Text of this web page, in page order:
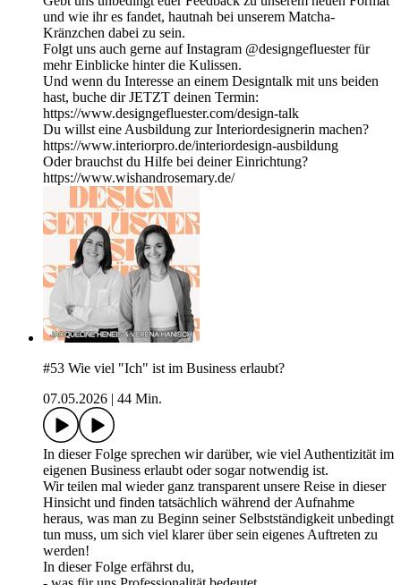
und wie ihr es fandet, hautnah bei unserem Matcha-
Kränzchen dabei zu sein.
Folgt uns auch gerne auf Instagram @designgefluester für
mehr Einblicke hinter die Kulissen.
Und wenn du Interesse an einem Designtalk mit uns beiden
hast, buche dir JETZT deinen Termin:
https://www.designgefluester.com/design-talk
Du willst eine Ausbildung zur Interiordesignerin machen?
https://www.interiorpro.de/interiordesign-ausbildung
Oder brauchst du Hilfe bei deiner Einrichtung?
https://www.wishandrosemary.de/
#53 Wie viel "Ich" ist im Business erlaubt?
07.05.2026
44 Min.
In dieser Folge sprechen wir darüber, wie viel Authentizität im
eigenen Business erlaubt oder sogar notwendig ist.
Wir teilen mal wieder ganz transparent unsere Reise in dieser
Hinsicht und finden tatsächlich während der Aufnahme
heraus, was man zu Beginn seiner Selbstständigkeit unbedingt
tun muss, um sich viel klarer über sein eigenes Auftreten zu
werden!
In dieser Folge erfährst du,